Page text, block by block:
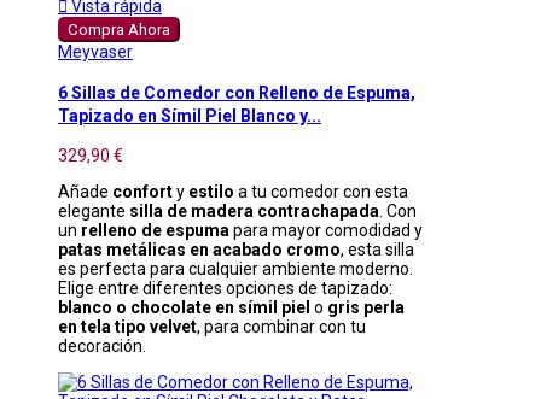
 Vista rápida
Compra Ahora
Meyvaser
6 Sillas de Comedor con Relleno de Espuma,
Tapizado en Símil Piel Blanco y...
329,90 €
Añade conforty estilo a tu comedor con esta
elegante silla de madera contrachapada. Con
un relleno de espumapara mayor comodidad y
patas metálicas en acabado cromo, esta silla
es perfecta para cualquier ambiente moderno.
Elige entre diferentes opciones de tapizado:
blanco o chocolate en símil piel o gris perla
en tela tipo velvet, para combinar con tu
decoración.